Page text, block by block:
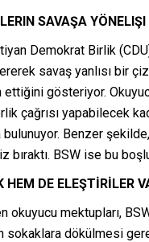
SAVAŞA YÖNELIŞI
Demokrat Birlik
savaş yanlısı bir
ettiğini gösteriyor.
çağrısı yapabilecek
bulunuyor. Benzer
BSW ise bu
HEM DE ELEŞTİRİLER
okuyucu mektupları,
sokaklara dökülmesi